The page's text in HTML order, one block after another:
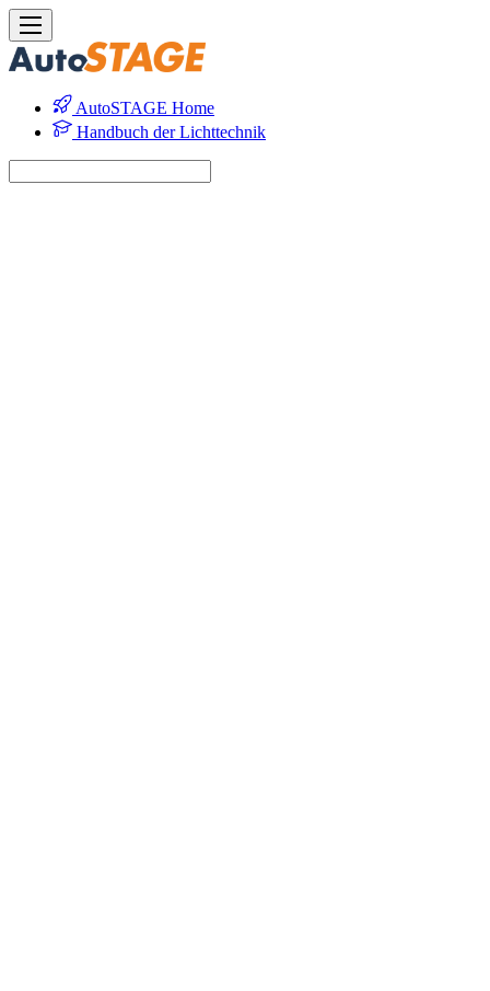
AutoSTAGE Home
Handbuch der Lichttechnik